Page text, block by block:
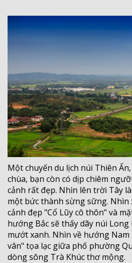
Một chuyến du lịch núi Thiên
chùa, bạn còn có dịp chiêm
cảnh rất đẹp. Nhìn lên trời Tây
một bức thành sừng sững.
cảnh đẹp "Cổ Lũy cô thôn" và
hướng Bắc sẽ thấy dãy núi
mướt xanh. Nhìn về hướng
vân" tọa lạc giữa phố phường
dòng sông Trà Khúc thơ mộng.